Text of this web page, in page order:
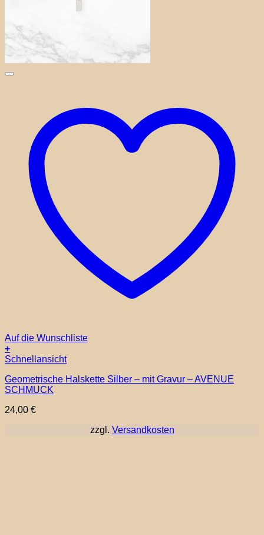
Auf die Wunschliste
+
Schnellansicht
Geometrische Halskette Silber – mit Gravur – AVENUE
SCHMUCK
24,00 €
zzgl. Versandkosten